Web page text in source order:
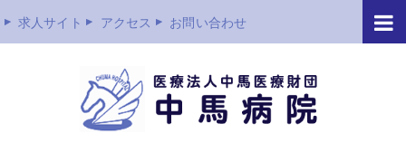
求人サイト アクセス お問い合わせ